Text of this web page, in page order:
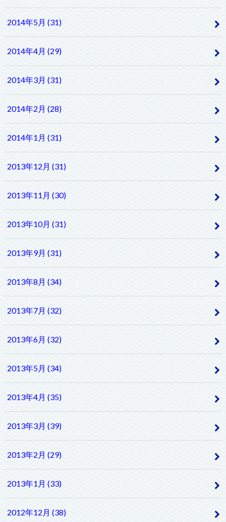
2014年5月 (31)
2014年4月 (29)
2014年3月 (31)
2014年2月 (28)
2014年1月 (31)
2013年12月 (31)
2013年11月 (30)
2013年10月 (31)
2013年9月 (31)
2013年8月 (34)
2013年7月 (32)
2013年6月 (32)
2013年5月 (34)
2013年4月 (35)
2013年3月 (39)
2013年2月 (29)
2013年1月 (33)
2012年12月 (38)